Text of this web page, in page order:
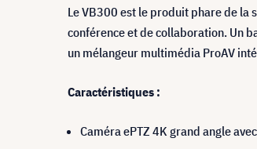
Le VB300 est le produit phare de la
conférence et de collaboration. Un
un mélangeur multimédia ProAV
Caractéristiques :
Caméra ePTZ 4K grand angle